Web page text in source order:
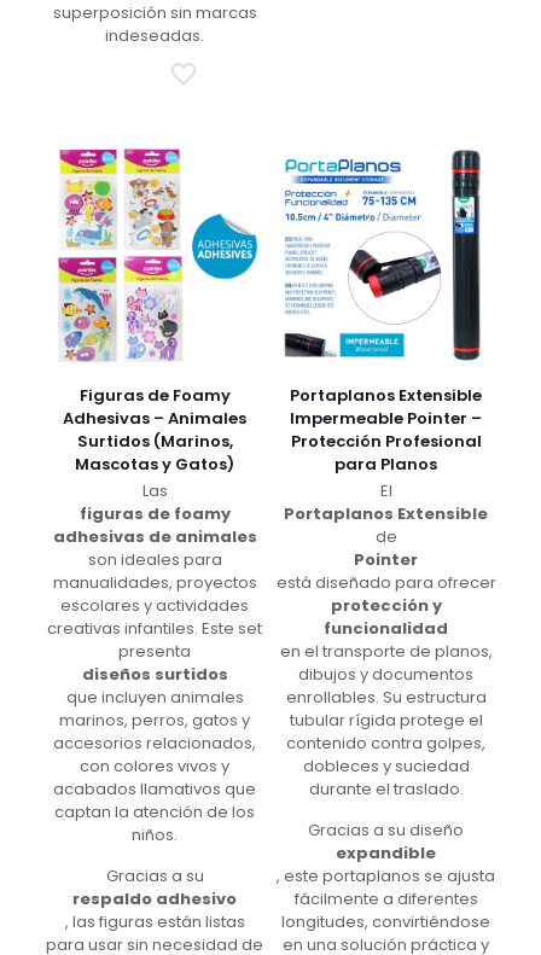
superposición sin marcas
indeseadas.
Figuras de Foamy
Adhesivas – Animales
Surtidos (Marinos,
Mascotas y Gatos)
Las
figuras de foamy
adhesivas de animales
son ideales para
manualidades, proyectos
escolares y actividades
creativas infantiles. Este set
presenta
diseños surtidos
que incluyen animales
marinos, perros, gatos y
accesorios relacionados,
con colores vivos y
acabados llamativos que
captan la atención de los
niños.
Gracias a su
respaldo adhesivo
, las figuras están listas
para usar sin necesidad de
Portaplanos Extensible
Impermeable Pointer –
Protección Profesional
para Planos
El
Portaplanos Extensible
de
Pointer
está diseñado para ofrecer
protección y
funcionalidad
en el transporte de planos,
dibujos y documentos
enrollables. Su estructura
tubular rígida protege el
contenido contra golpes,
dobleces y suciedad
durante el traslado.
Gracias a su diseño
expandible
, este portaplanos se ajusta
fácilmente a diferentes
longitudes, convirtiéndose
en una solución práctica y